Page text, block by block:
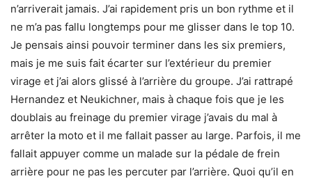
n’arriverait jamais. J’ai rapidement pris un bon rythme et il
ne m’a pas fallu longtemps pour me glisser dans le top 10.
Je pensais ainsi pouvoir terminer dans les six premiers,
mais je me suis fait écarter sur l’extérieur du premier
virage et j’ai alors glissé à l’arrière du groupe. J’ai rattrapé
Hernandez et Neukichner, mais à chaque fois que je les
doublais au freinage du premier virage j’avais du mal à
arrêter la moto et il me fallait passer au large. Parfois, il me
fallait appuyer comme un malade sur la pédale de frein
arrière pour ne pas les percuter par l’arrière. Quoi qu’il en